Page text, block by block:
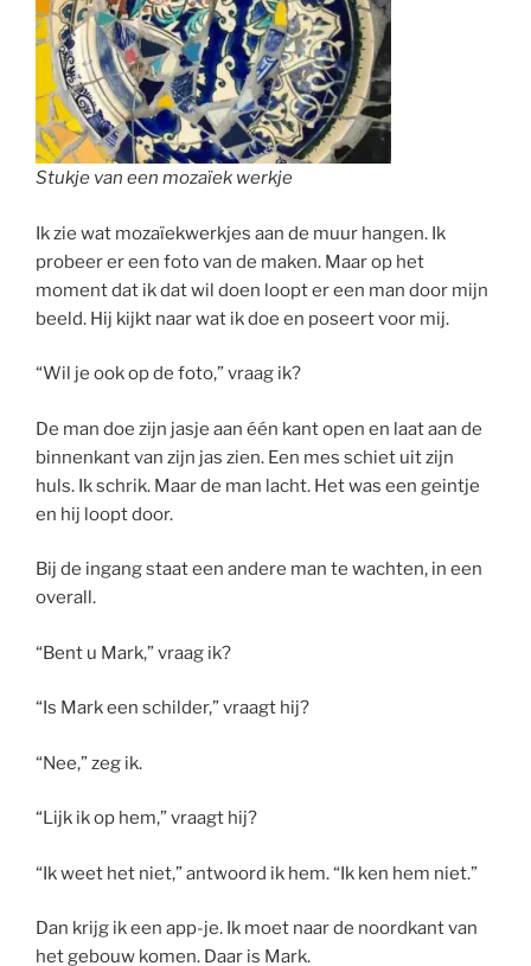
Stukje van een mozaïek werkje
Ik zie wat mozaïekwerkjes aan de muur hangen. Ik
probeer er een foto van de maken. Maar op het
moment dat ik dat wil doen loopt er een man door mijn
beeld. Hij kijkt naar wat ik doe en poseert voor mij.
“Wil je ook op de foto,” vraag ik?
De man doe zijn jasje aan één kant open en laat aan de
binnenkant van zijn jas zien. Een mes schiet uit zijn
huls. Ik schrik. Maar de man lacht. Het was een geintje
en hij loopt door.
Bij de ingang staat een andere man te wachten, in een
overall.
“Bent u Mark,” vraag ik?
“Is Mark een schilder,” vraagt hij?
“Nee,” zeg ik.
“Lijk ik op hem,” vraagt hij?
“Ik weet het niet,” antwoord ik hem. “Ik ken hem niet.”
Dan krijg ik een app-je. Ik moet naar de noordkant van
het gebouw komen. Daar is Mark.